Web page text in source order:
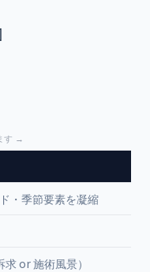
・季節要素を凝縮
or 施術風景）